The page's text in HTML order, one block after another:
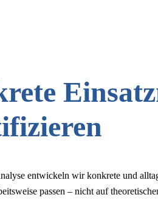
entwickeln wir konkrete und
passen – nicht auf